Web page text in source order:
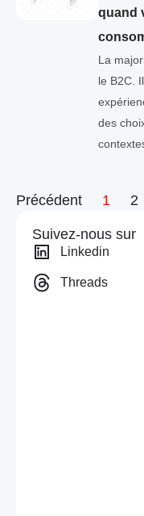
quand
La
le B2C.
des
Précédent 1 2
Suivez-nous sur
Linkedin
Threads